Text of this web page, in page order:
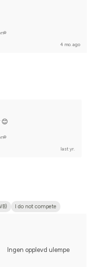
4 mo. ago
😊
last yr.
I do not compete
Ingen opplevd ulempe